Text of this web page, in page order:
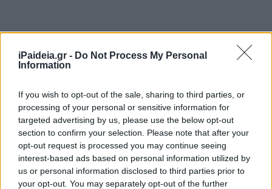
iPaideia.gr - Do Not Process My Personal
Information
If you wish to opt-out of the sale, sharing to third parties, or
processing of your personal or sensitive information for
targeted advertising by us, please use the below opt-out
section to confirm your selection. Please note that after your
opt-out request is processed you may continue seeing
interest-based ads based on personal information utilized by
us or personal information disclosed to third parties prior to
your opt-out. You may separately opt-out of the further
Ακολουθείστε το iPaideia.gr στο